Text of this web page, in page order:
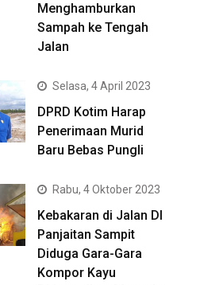
Menghamburkan
Sampah ke Tengah
Jalan
Selasa, 4 April 2023
DPRD Kotim Harap
Penerimaan Murid
Baru Bebas Pungli
Rabu, 4 Oktober 2023
Kebakaran di Jalan DI
Panjaitan Sampit
Diduga Gara-Gara
Kompor Kayu